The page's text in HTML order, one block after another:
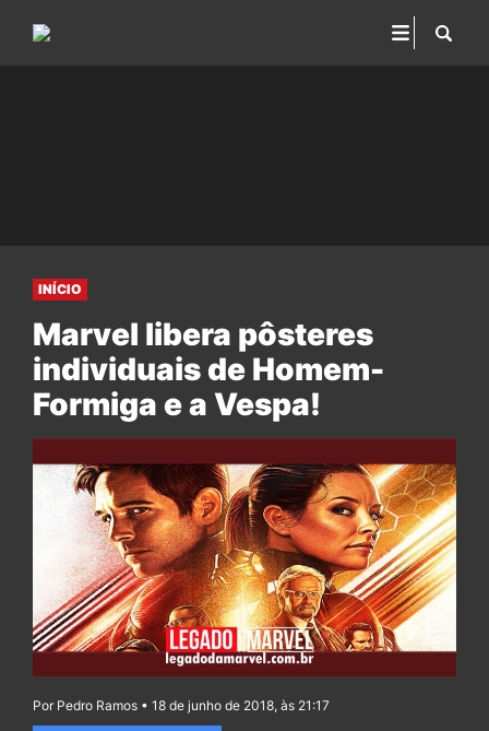
INÍCIO
Marvel libera pôsteres
individuais de Homem-
Formiga e a Vespa!
Por Pedro Ramos • 18 de junho de 2018, às 21:17